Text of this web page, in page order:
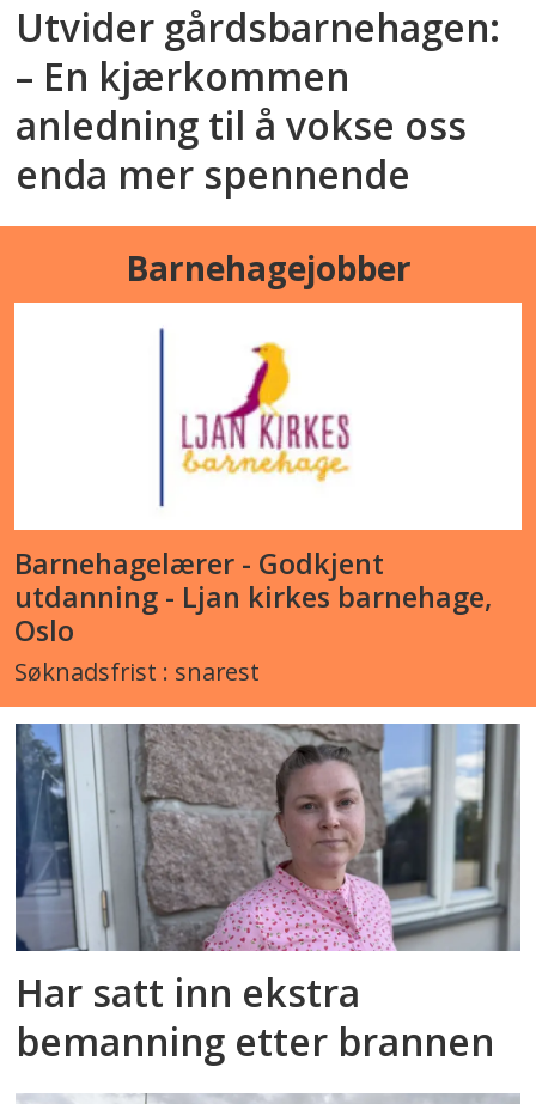
Utvider gårdsbarnehagen:
– En kjærkommen
anledning til å vokse oss
enda mer spennende
Barnehagejobber
Barnehagelærer - Godkjent
utdanning - Ljan kirkes barnehage,
Oslo
Søknadsfrist : snarest
Har satt inn ekstra
bemanning etter brannen